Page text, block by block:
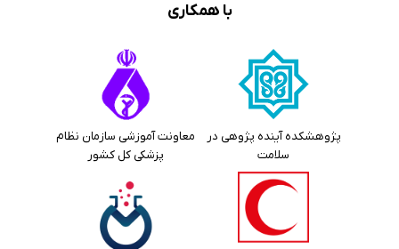
با همکاری
پژوهشکده آینده پژوهی در
سلامت
معاونت آموزشی سازمان نظام
پزشکی کل کشور